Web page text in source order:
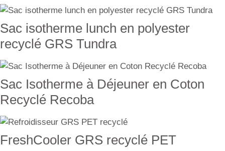
Sac isotherme lunch en polyester
recyclé GRS Tundra
Sac Isotherme à Déjeuner en Coton
Recyclé Recoba
FreshCooler GRS recyclé PET